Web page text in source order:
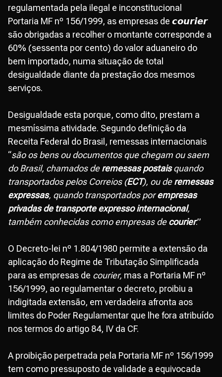
regulamentada pela ilegal e inconstitucional
Portaria MF nº 156/1999, as empresas de 𝙘𝙤𝙪𝙧𝙞𝙚𝙧
são obrigadas a recolher o montante corresponde a
60% (sessenta por cento) do valor aduaneiro do
bem importado, numa situação de total
desigualdade diante da prestação dos mesmos
serviços.
Desigualdade esta porque, como dito, prestam a
mesmíssima atividade. Segundo definição da
Receita Federal do Brasil, remessas internacionais
“são os bens ou documentos que chegam ou saem
do Brasil, chamados deremessas postaisquando
transportados pelos Correios (ECT), ou deremessas
expressas, quando transportados porempresas
privadas de transporte expresso internacional,
também conhecidas como empresas decourier.”
O Decreto-lei nº 1.804/1980 permite a extensão da
aplicação do Regime de Tributação Simplificada
para as empresas de courier, mas a Portaria MF nº
156/1999, ao regulamentar o decreto, proibiu a
indigitada extensão, em verdadeira afronta aos
limites do Poder Regulamentar que lhe fora atribuído
nos termos do artigo 84, IV da CF.
A proibição perpetrada pela Portaria MF nº 156/1999
tem como pressuposto de validade a equivocada